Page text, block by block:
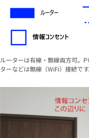
ルーターは有線・無線両方可。
ターなどは無線（WiFi）接続です